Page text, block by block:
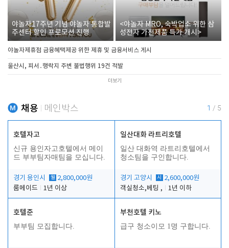
야놀자17주년 기념 야놀자 통합발
주센터 할인 프로모션 진행
<야놀자 MRO, 숙박업소 위한 삼
성전자 가전제품 특가 개시>
야놀자제휴점 금융혜택제공 위한 제휴 및 금융서비스 게시
울산시, 피서․행락지 주변 불법행위 19건 적발
더보기
채용 메인박스 1 / 5
호텔자고
신규 용인자고호텔에서 메이
드 부부팀자매팀을 모십니다.
경기 용인시 월 2,800,000원
룸메이드
1년 이상
일산대화 라트리호텔
일산 대화역 라트리호텔에서
청소팀을 구인합니다.
경기 고양시 시
2,600,000원
객실청소,베팅 ,
1년 이하
호텔준
부부팀 모집합니다.
부천호텔 키노
급구 청소이모 1명 구합니다.